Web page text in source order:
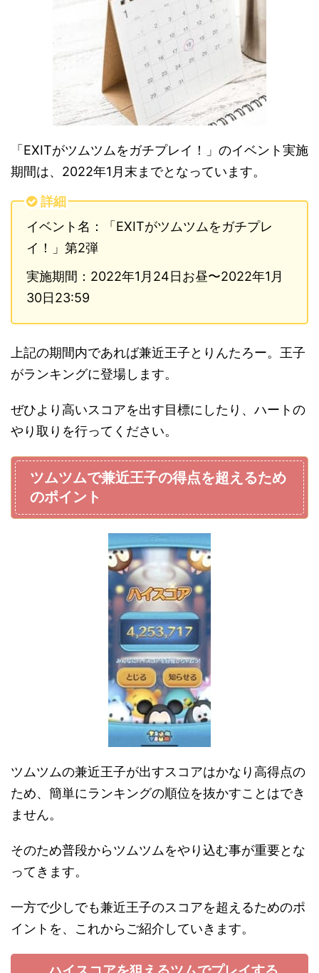
「EXITがツムツムをガチプレイ！」のイベント実施
期間は、2022年1月末までとなっています。
詳細
イベント名：「EXITがツムツムをガチプレ
イ！」第2弾
実施期間：2022年1月24日お昼〜2022年1月
30日23:59
上記の期間内であれば兼近王子とりんたろー。王子
がランキングに登場します。
ぜひより高いスコアを出す目標にしたり、ハートの
やり取りを行ってください。
ツムツムで兼近王子の得点を超えるため
のポイント
ツムツムの兼近王子が出すスコアはかなり高得点の
ため、簡単にランキングの順位を抜かすことはでき
ません。
そのため普段からツムツムをやり込む事が重要とな
ってきます。
一方で少しでも兼近王子のスコアを超えるためのポ
イントを、これからご紹介していきます。